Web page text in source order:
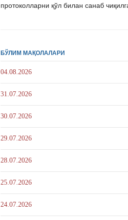
протоколларни қўл билан санаб
БЎЛИМ МАҚОЛАЛАРИ
04.08.2026
31.07.2026
30.07.2026
29.07.2026
28.07.2026
25.07.2026
24.07.2026